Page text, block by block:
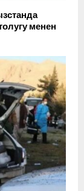
менен